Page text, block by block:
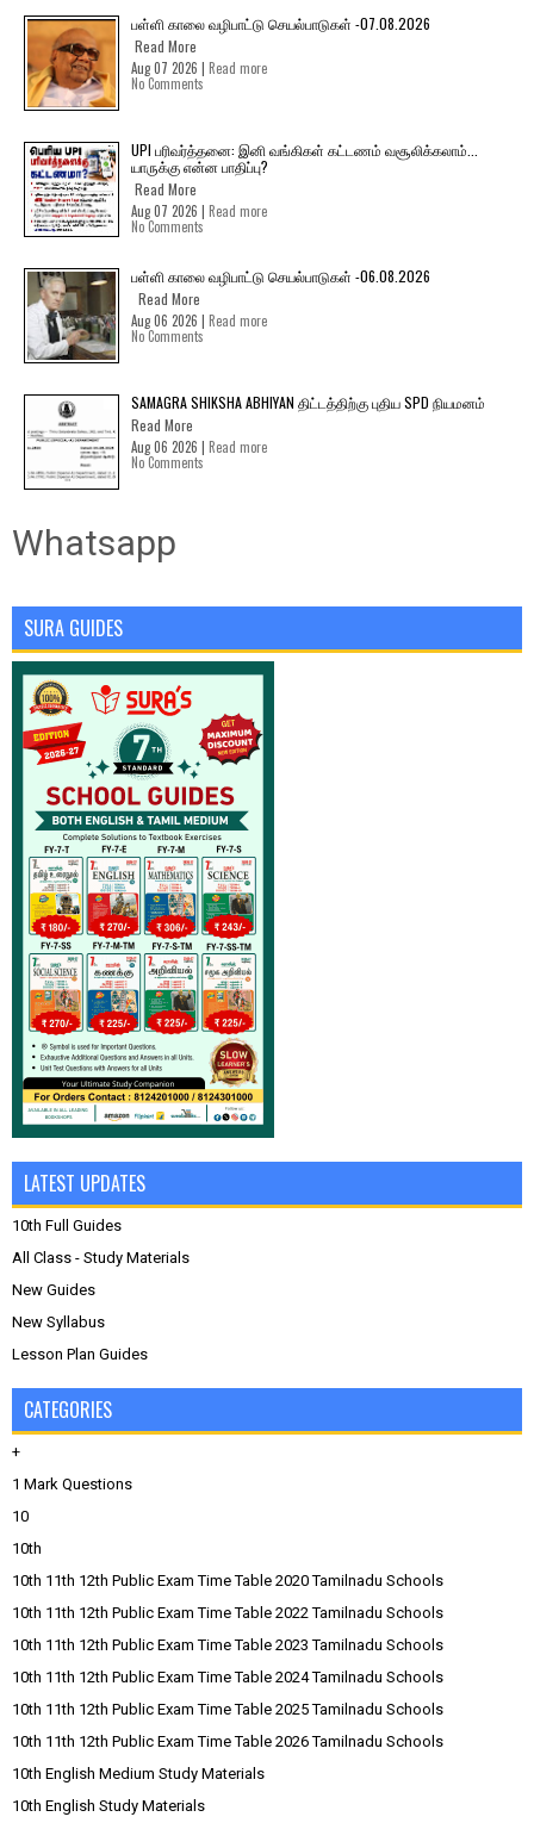
பள்ளி காலை வழிபாட்டு செயல்பாடுகள் -07.08.2026
Read More
Aug 07 2026 | Read more
No Comments
UPI பரிவர்த்தனை: இனி வங்கிகள் கட்டணம் வசூலிக்கலாம்...
யாருக்கு என்ன பாதிப்பு?
Read More
Aug 07 2026 | Read more
No Comments
பள்ளி காலை வழிபாட்டு செயல்பாடுகள் -06.08.2026
Read More
Aug 06 2026 | Read more
No Comments
SAMAGRA SHIKSHA ABHIYAN திட்டத்திற்கு புதிய SPD நியமனம்
Read More
Aug 06 2026 | Read more
No Comments
Whatsapp
SURA GUIDES
LATEST UPDATES
10th Full Guides
All Class - Study Materials
New Guides
New Syllabus
Lesson Plan Guides
CATEGORIES
+
1 Mark Questions
10
10th
10th 11th 12th Public Exam Time Table 2020 Tamilnadu Schools
10th 11th 12th Public Exam Time Table 2022 Tamilnadu Schools
10th 11th 12th Public Exam Time Table 2023 Tamilnadu Schools
10th 11th 12th Public Exam Time Table 2024 Tamilnadu Schools
10th 11th 12th Public Exam Time Table 2025 Tamilnadu Schools
10th 11th 12th Public Exam Time Table 2026 Tamilnadu Schools
10th English Medium Study Materials
10th English Study Materials